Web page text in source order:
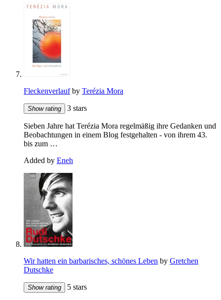
Fleckenverlaufby Terézia Mora
Show rating 3 stars
Sieben Jahre hat Terézia Mora regelmäßig ihre Gedanken und
Beobachtungen in einem Blog festgehalten - von ihrem 43.
bis zum …
Added by Eneh
Wir hatten ein barbarisches, schönes Leben by Gretchen
Dutschke
Show rating 5 stars